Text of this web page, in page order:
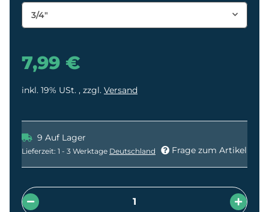
3/4"
7,99 €
inkl. 19% USt. , zzgl. Versand
9 Auf Lager
Lieferzeit: 1 - 3 Werktage Deutschland Frage zum Artikel